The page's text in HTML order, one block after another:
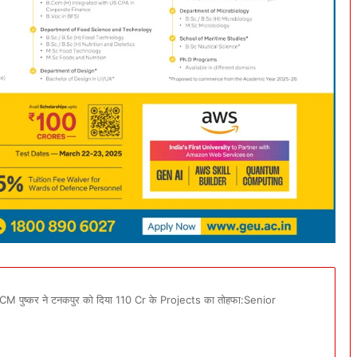
CM पुष्कर ने टनकपुर को दिया 110 Cr के Projects का तोहफा:Senior